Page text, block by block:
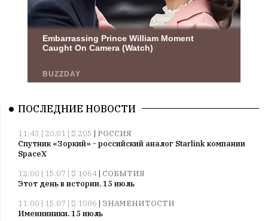
ПОСЛЕДНИЕ НОВОСТИ
11:43 | 20.01 | 205 | РОССИЯ
Спутник «Зоркий» - российский аналог Starlink компании
SpaceX
12:00 | 15.07 |
1064 | СОБЫТИЯ
Этот день в истории. 15 июль
11:00 | 15.07 |
1086 | ЗНАМЕНИТОСТИ
Именниники. 15 июль